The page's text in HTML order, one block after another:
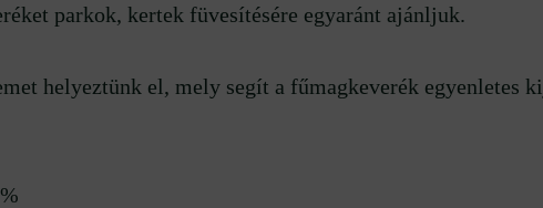
parkok, kertek füvesítésére egyaránt ajánljuk.
helyeztünk el, mely segít a fűmagkeverék egyenletes